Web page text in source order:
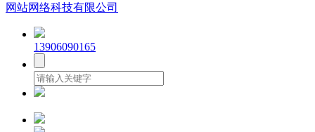
网站网络科技有限公司
13906090165